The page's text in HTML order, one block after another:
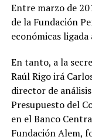
Entre marzo de
de la Fundación
económicas ligada
En tanto, a la
Raúl Rigo irá
director de
Presupuesto del
en el Banco
Fundación Alem,